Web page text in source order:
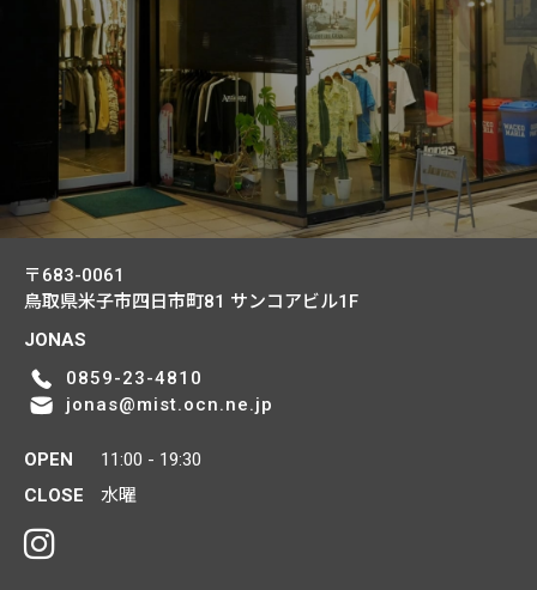
〒683-0061
鳥取県米子市四日市町81 サンコアビル1F
JONAS
0859-23-4810
jonas@mist.ocn.ne.jp
OPEN
11:00 - 19:30
CLOSE
水曜